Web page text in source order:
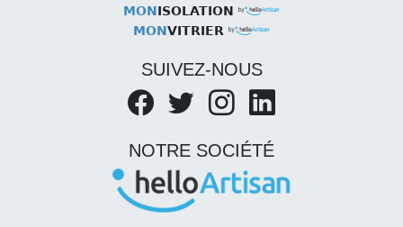
MONISOLATION
MONVITRIER
SUIVEZ-NOUS
NOTRE SOCIÉTÉ